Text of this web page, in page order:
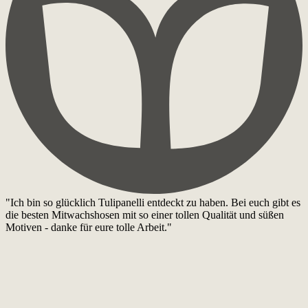
"Ich bin so glücklich Tulipanelli entdeckt zu haben. Bei euch gibt es
die besten Mitwachshosen mit so einer tollen Qualität und süßen
Motiven - danke für eure tolle Arbeit."